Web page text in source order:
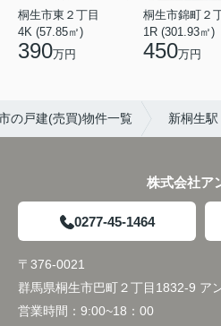
桐生市東２丁目
4K (57.85㎡)
390万円
桐生市錦町２
1R (301.93㎡)
450万円
の戸建(売買)物件一覧 新桐生駅
株式会社ア
0277-45-1464
〒376-0021
群馬県桐生市巴町２丁目1832-9 ア
営業時間： 9:00~18：00